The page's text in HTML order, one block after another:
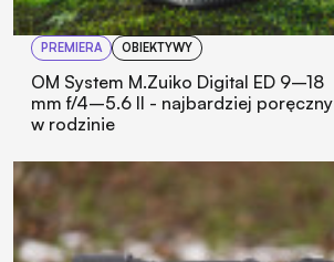
PREMIERA OBIEKTYWY
OM System M.Zuiko Digital ED 9–18
mm f/4–5.6 II - najbardziej poręczny
w rodzinie